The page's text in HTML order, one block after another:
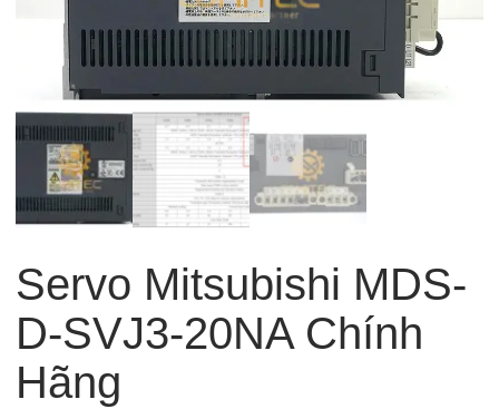
Servo Mitsubishi MDS-
D-SVJ3-20NA Chính
Hãng